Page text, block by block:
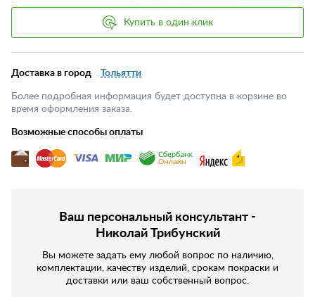
Купить в один клик
Доставка в город Тольятти
Более подробная информация будет доступна в корзине во
время оформления заказа.
Возможные способы оплаты
Ваш персональный консультант -
Николай Трибунский
Вы можете задать ему любой вопрос по наличию,
комплектации, качеству изделий, срокам покраски и
доставки или ваш собственный вопрос.